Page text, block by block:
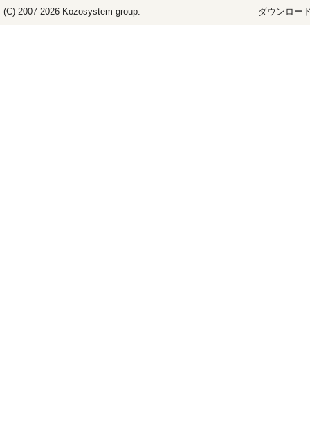
(C) 2007-2026 Kozosystem group. ダウンロー